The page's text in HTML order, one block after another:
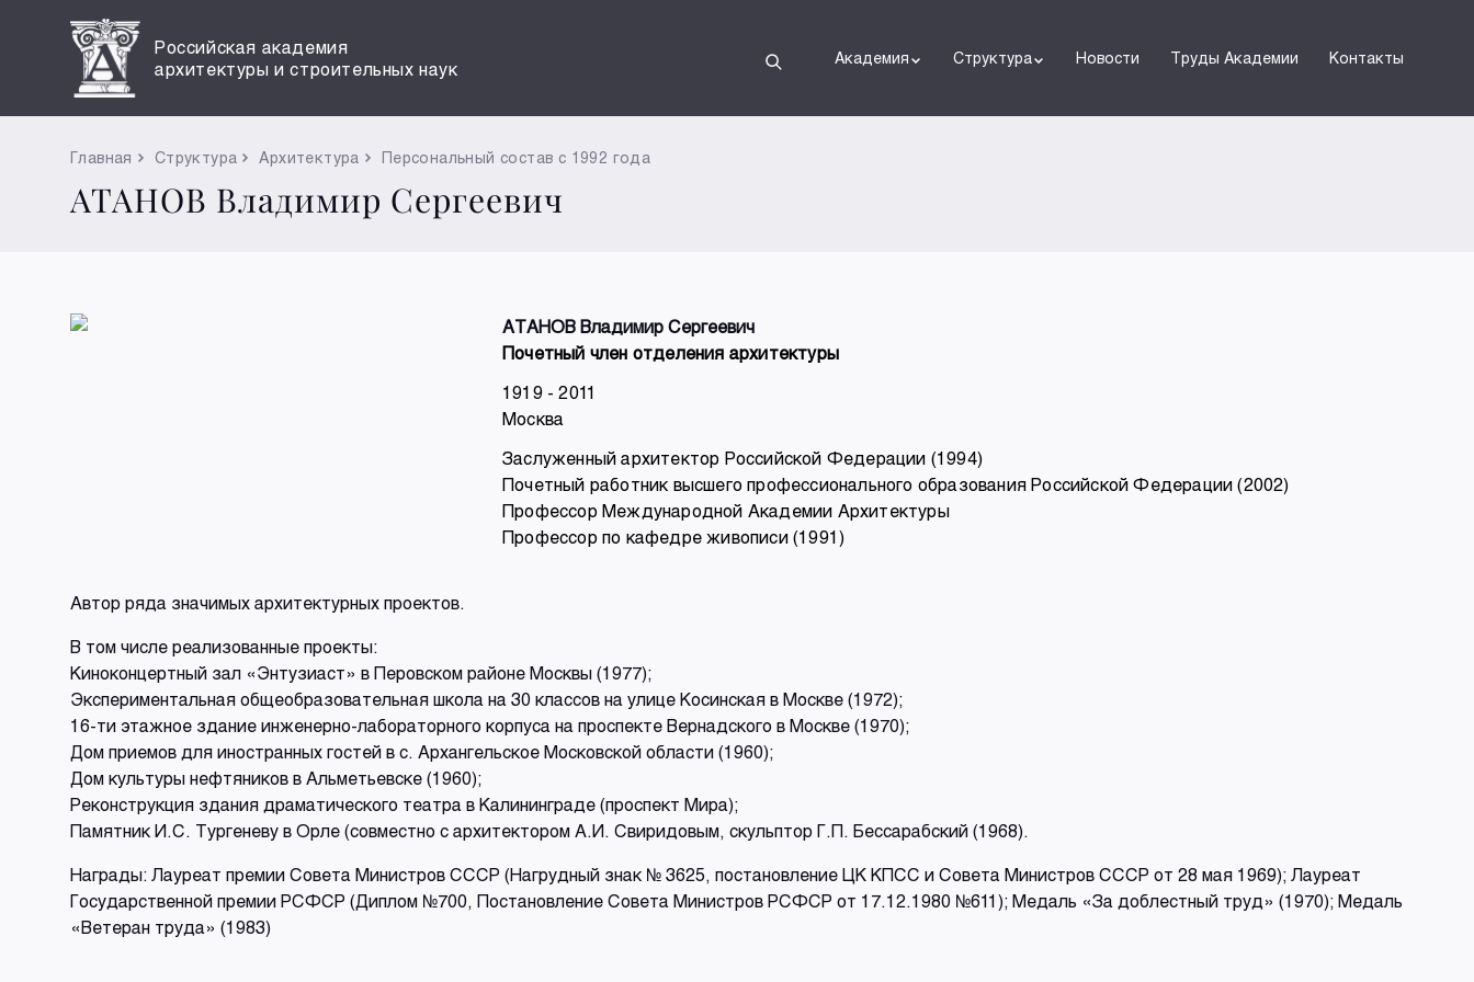
Российская академия
архитектуры и строительных наук
Академия Структура Новости Труды Академии Контакты
Главная Структура Архитектура Персональный состав с 1992 года
АТАНОВ Владимир Сергеевич
АТАНОВ Владимир Сергеевич
Почетный член отделения архитектуры
1919 - 2011
Москва
Заслуженный архитектор Российской Федерации (1994)
Почетный работник высшего профессионального образования Российской Федерации (2002)
Профессор Международной Академии Архитектуры
Профессор по кафедре живописи (1991)
Автор ряда значимых архитектурных проектов.
В том числе реализованные проекты:
Киноконцертный зал «Энтузиаст» в Перовском районе Москвы (1977);
Экспериментальная общеобразовательная школа на 30 классов на улице Косинская в Москве (1972);
16-ти этажное здание инженерно-лабораторного корпуса на проспекте Вернадского в Москве (1970);
Дом приемов для иностранных гостей в с. Архангельское Московской области (1960);
Дом культуры нефтяников в Альметьевске (1960);
Реконструкция здания драматического театра в Калининграде (проспект Мира);
Памятник И.С. Тургеневу в Орле (совместно с архитектором А.И. Свиридовым, скульптор Г.П. Бессарабский (1968).
Награды: Лауреат премии Совета Министров СССР (Нагрудный знак № 3625, постановление ЦК КПСС и Совета Министров СССР от 28 мая 1969); Лауреат
Государственной премии РСФСР (Диплом №700, Постановление Совета Министров РСФСР от 17.12.1980 №611); Медаль «За доблестный труд» (1970); Медаль
«Ветеран труда» (1983)